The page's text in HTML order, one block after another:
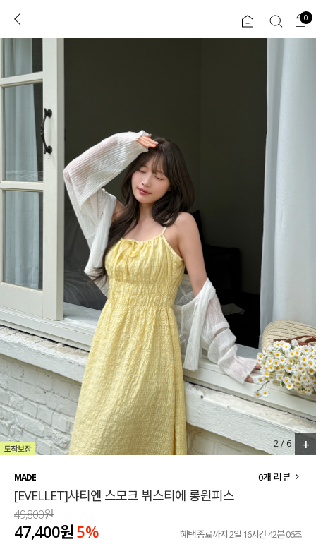
로그인 0
콘텐츠 회원혜택
CATEGORY COMMUNITY
도착보장⚡
인플루언서 pick!
MADE
세트할인 ~30%
하객룩
살안타템
110사이즈
티셔츠
팬츠
ALL
익스클루시브
아우터
티셔츠
니트
블라우스
원피스
팬츠
스커트
언더웨어
ACC
0
2/6 +
MADE
[EVELLET]샤티엔 스모크 뷔스티에 롱원피스
0개 리뷰
49,800원
47,400원5% 혜택 종료까지2일 16시간 42분 05초